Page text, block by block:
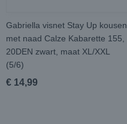
Gabriella visnet Stay Up kousen
met naad Calze Kabarette 155,
20DEN zwart, maat XL/XXL
(5/6)
€ 14,99